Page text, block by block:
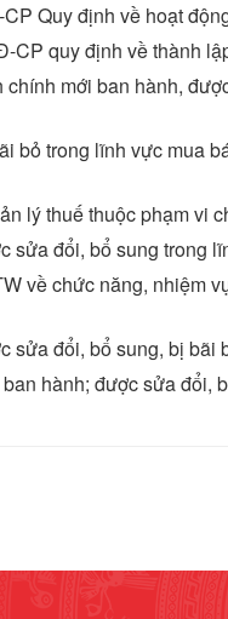
Quy định về hoạt
CP quy định về thành
mới ban hành,
bỏ trong lĩnh vực mua
lý thuế thuộc phạm vi
sửa đổi, bổ sung trong
về chức năng, nhiệm
sửa đổi, bổ sung, bị bãi
hành; được sửa đổi,